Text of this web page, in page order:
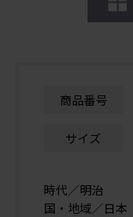
商品番号
サイズ
時代／明治
国・地域／日本